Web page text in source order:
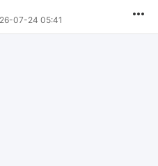
07-24 05:41